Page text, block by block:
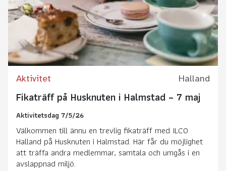
Aktivitet Halland
Fikaträff på Husknuten i Halmstad – 7 maj
Aktivitetsdag 7/5/26
Välkommen till ännu en trevlig fikaträff med ILCO
Halland på Husknuten i Halmstad. Här får du möjlighet
att träffa andra medlemmar, samtala och umgås i en
avslappnad miljö.